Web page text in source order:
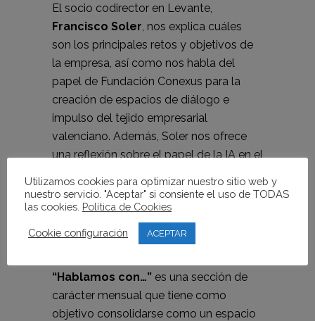
El socio codirector en Levante,
Francisco Soler , nos explica cuáles
son los principales retos y objetivos de
la empresa, así como nos habla del
papel de Fundación Conexus para la
creación de espacios de diálogo e
impulso del tejido empresarial
valenciano. Además, Soler nos ofrece
una reflexión sobre el papel de la IA en el
ética.
PUEDES VER EL VIDEO ENTREVISTA
EN NUESTRO CANAL YOUTUBE
“Hablamos con…” es una sección de
carácter mensual que tiene como
objetivo consolidarse como un espacio
Utilizamos cookies para optimizar nuestro sitio web y
nuestro servicio. "Aceptar" si consiente el uso de TODAS
las cookies. Política de Cookies
Cookie configuración ACEPTAR